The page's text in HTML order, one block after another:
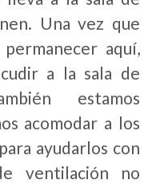
Una vez que
aquí,
a la sala de
estamos
acomodar a los
ayudarlos con
ventilación no